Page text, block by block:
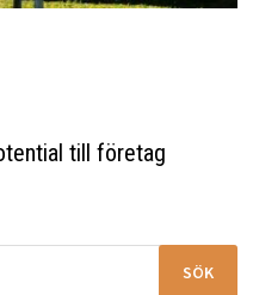
till företag